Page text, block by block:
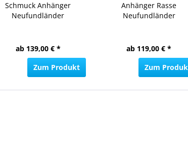
Schmuck Anhänger
Neufundländer
ab 139,00 € *
Zum Produkt
Anhänger Rasse
Neufundländer
ab 119,00 € *
Zum